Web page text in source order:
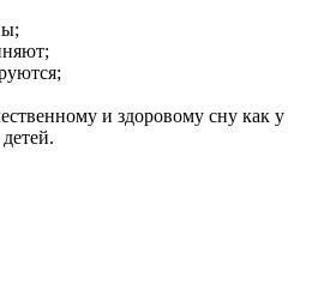
и здоровому сну как у